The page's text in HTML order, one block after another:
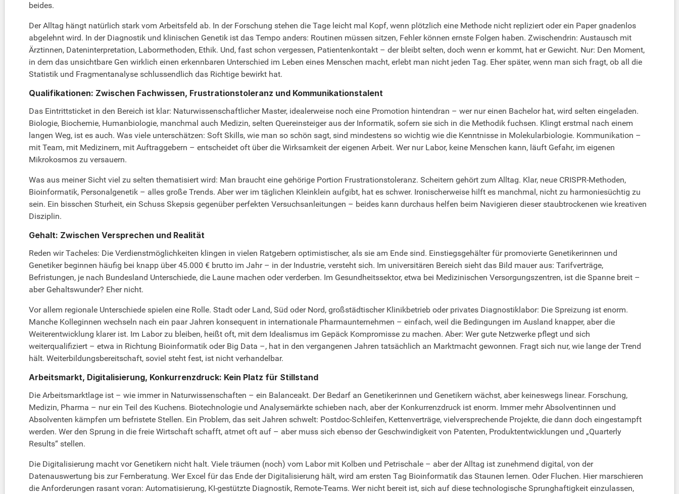
beides.
Der Alltag hängt natürlich stark vom Arbeitsfeld ab. In der Forschung stehen die Tage leicht mal Kopf, wenn plötzlich eine Methode nicht repliziert oder ein Paper gnadenlos
abgelehnt wird. In der Diagnostik und klinischen Genetik ist das Tempo anders: Routinen müssen sitzen, Fehler können ernste Folgen haben. Zwischendrin: Austausch mit
Ärztinnen, Dateninterpretation, Labormethoden, Ethik. Und, fast schon vergessen, Patientenkontakt – der bleibt selten, doch wenn er kommt, hat er Gewicht. Nur: Den Moment,
in dem das unsichtbare Gen wirklich einen erkennbaren Unterschied im Leben eines Menschen macht, erlebt man nicht jeden Tag. Eher später, wenn man sich fragt, ob all die
Statistik und Fragmentanalyse schlussendlich das Richtige bewirkt hat.
Qualifikationen: Zwischen Fachwissen, Frustrationstoleranz und Kommunikationstalent
Das Eintrittsticket in den Bereich ist klar: Naturwissenschaftlicher Master, idealerweise noch eine Promotion hintendran – wer nur einen Bachelor hat, wird selten eingeladen.
Biologie, Biochemie, Humanbiologie, manchmal auch Medizin, selten Quereinsteiger aus der Informatik, sofern sie sich in die Methodik fuchsen. Klingt erstmal nach einem
langen Weg, ist es auch. Was viele unterschätzen: Soft Skills, wie man so schön sagt, sind mindestens so wichtig wie die Kenntnisse in Molekularbiologie. Kommunikation –
mit Team, mit Medizinern, mit Auftraggebern – entscheidet oft über die Wirksamkeit der eigenen Arbeit. Wer nur Labor, keine Menschen kann, läuft Gefahr, im eigenen
Mikrokosmos zu versauern.
Was aus meiner Sicht viel zu selten thematisiert wird: Man braucht eine gehörige Portion Frustrationstoleranz. Scheitern gehört zum Alltag. Klar, neue CRISPR-Methoden,
Bioinformatik, Personalgenetik – alles große Trends. Aber wer im täglichen Kleinklein aufgibt, hat es schwer. Ironischerweise hilft es manchmal, nicht zu harmoniesüchtig zu
sein. Ein bisschen Sturheit, ein Schuss Skepsis gegenüber perfekten Versuchsanleitungen – beides kann durchaus helfen beim Navigieren dieser staubtrockenen wie kreativen
Disziplin.
Gehalt: Zwischen Versprechen und Realität
Reden wir Tacheles: Die Verdienstmöglichkeiten klingen in vielen Ratgebern optimistischer, als sie am Ende sind. Einstiegsgehälter für promovierte Genetikerinnen und
Genetiker beginnen häufig bei knapp über 45.000 € brutto im Jahr – in der Industrie, versteht sich. Im universitären Bereich sieht das Bild mauer aus: Tarifverträge,
Befristungen, je nach Bundesland Unterschiede, die Laune machen oder verderben. Im Gesundheitssektor, etwa bei Medizinischen Versorgungszentren, ist die Spanne breit –
aber Gehaltswunder? Eher nicht.
Vor allem regionale Unterschiede spielen eine Rolle. Stadt oder Land, Süd oder Nord, großstädtischer Klinikbetrieb oder privates Diagnostiklabor: Die Spreizung ist enorm.
Manche Kolleginnen wechseln nach ein paar Jahren konsequent in internationale Pharmaunternehmen – einfach, weil die Bedingungen im Ausland knapper, aber die
Weiterentwicklung klarer ist. Im Labor zu bleiben, heißt oft, mit dem Idealismus im Gepäck Kompromisse zu machen. Aber: Wer gute Netzwerke pflegt und sich
weiterqualifiziert – etwa in Richtung Bioinformatik oder Big Data –, hat in den vergangenen Jahren tatsächlich an Marktmacht gewonnen. Fragt sich nur, wie lange der Trend
hält. Weiterbildungsbereitschaft, soviel steht fest, ist nicht verhandelbar.
Arbeitsmarkt, Digitalisierung, Konkurrenzdruck: Kein Platz für Stillstand
Die Arbeitsmarktlage ist – wie immer in Naturwissenschaften – ein Balanceakt. Der Bedarf an Genetikerinnen und Genetikern wächst, aber keineswegs linear. Forschung,
Medizin, Pharma – nur ein Teil des Kuchens. Biotechnologie und Analysemärkte schieben nach, aber der Konkurrenzdruck ist enorm. Immer mehr Absolventinnen und
Absolventen kämpfen um befristete Stellen. Ein Problem, das seit Jahren schwelt: Postdoc-Schleifen, Kettenverträge, vielversprechende Projekte, die dann doch eingestampft
werden. Wer den Sprung in die freie Wirtschaft schafft, atmet oft auf – aber muss sich ebenso der Geschwindigkeit von Patenten, Produktentwicklungen und „Quarterly
Results“ stellen.
Die Digitalisierung macht vor Genetikern nicht halt. Viele träumen (noch) vom Labor mit Kolben und Petrischale – aber der Alltag ist zunehmend digital, von der
Datenauswertung bis zur Fernberatung. Wer Excel für das Ende der Digitalisierung hält, wird am ersten Tag Bioinformatik das Staunen lernen. Oder Fluchen. Hier marschieren
die Anforderungen rasant voran: Automatisierung, KI-gestützte Diagnostik, Remote-Teams. Wer nicht bereit ist, sich auf diese technologische Sprunghaftigkeit einzulassen,